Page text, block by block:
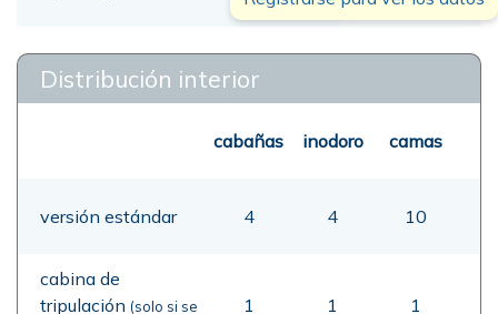
Distribución interior
cabañas inodoro camas
versión estándar 4 4 10
cabina de
tripulación (solo si se
1 1 1